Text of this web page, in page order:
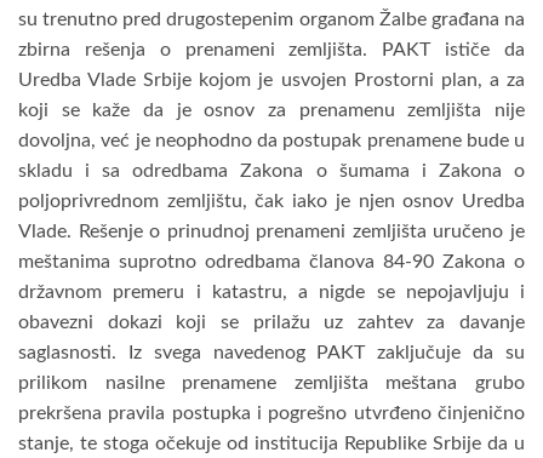
su trenutno pred drugostepenim organom Žalbe građana na
zbirna rešenja o prenameni zemljišta. PAKT ističe da
Uredba Vlade Srbije kojom je usvojen Prostorni plan, a za
koji se kaže da je osnov za prenamenu zemljišta nije
dovoljna, već je neophodno da postupak prenamene bude u
skladu i sa odredbama Zakona o šumama i Zakona o
poljoprivrednom zemljištu, čak iako je njen osnov Uredba
Vlade. Rešenje o prinudnoj prenameni zemljišta uručeno je
meštanima suprotno odredbama članova 84-90 Zakona o
državnom premeru i katastru, a nigde se nepojavljuju i
obavezni dokazi koji se prilažu uz zahtev za davanje
saglasnosti. Iz svega navedenog PAKT zaključuje da su
prilikom nasilne prenamene zemljišta meštana grubo
prekršena pravila postupka i pogrešno utvrđeno činjenično
stanje, te stoga očekuje od institucija Republike Srbije da u